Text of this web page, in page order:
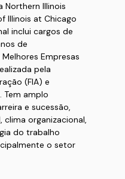
Northern Illinois
Illinois at Chicago
inclui cargos de
de
Empresas
pela
(FIA) e
Tem amplo
e sucessão,
organizacional,
do trabalho
o setor